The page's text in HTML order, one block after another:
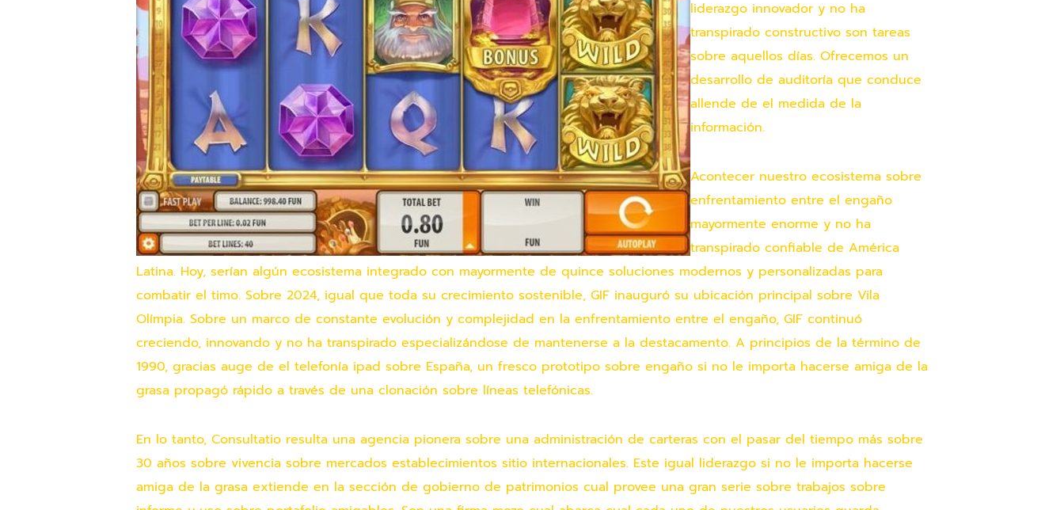
liderazgo innovador y no ha
transpirado constructivo son tareas
sobre aquellos días. Ofrecemos un
desarrollo de auditoría que conduce
allende de el medida de la
información.
Acontecer nuestro ecosistema sobre
enfrentamiento entre el engaño
mayormente enorme y no ha
transpirado confiable de América
Latina. Hoy, serían algún ecosistema integrado con mayormente de quince soluciones modernos y personalizadas para
combatir el timo. Sobre 2024, igual que toda su crecimiento sostenible, GIF inauguró su ubicación principal sobre Vila
Olímpia. Sobre un marco de constante evolución y complejidad en la enfrentamiento entre el engaño, GIF continuó
creciendo, innovando y no ha transpirado especializándose de mantenerse a la destacamento. A principios de la término de
1990, gracias auge de el telefonía ipad sobre España, un fresco prototipo sobre engaño si no le importa hacerse amiga de la
grasa propagó rápido a través de una clonación sobre líneas telefónicas.
En lo tanto, Consultatio resulta una agencia pionera sobre una administración de carteras con el pasar del tiempo más sobre
30 años sobre vivencia sobre mercados establecimientos sitio internacionales. Este igual liderazgo si no le importa hacerse
amiga de la grasa extiende en la sección de gobierno de patrimonios cual provee una gran serie sobre trabajos sobre